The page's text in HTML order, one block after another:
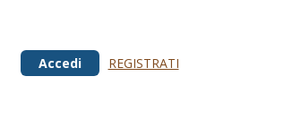
Accedi REGISTRATI